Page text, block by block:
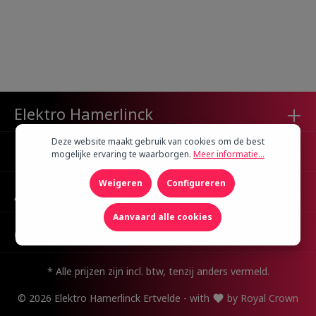
Elektro Hamerlinck
Klantenservice
Algemene Info
Openingsuren
© 2026 Elektro Hamerlinck Ertvelde - with by Royal Crown
* Alle prijzen zijn incl. btw, tenzij anders vermeld.
Deze website maakt gebruik van cookies om de best
mogelijke ervaring te waarborgen. Meer informatie...
Weigeren Configureren
Aanvaard alle cookies